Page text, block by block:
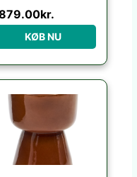
kr.
KØB NU